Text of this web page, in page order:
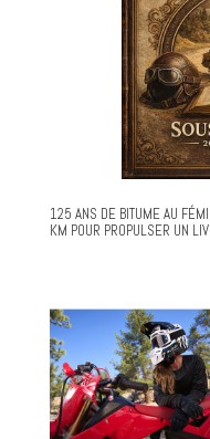
125 ANS DE BITUME AU
KM POUR PROPULSER UN